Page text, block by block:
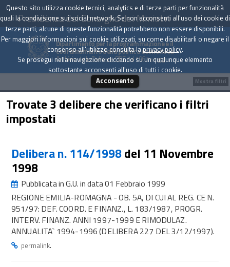
Presidenza del Consiglio dei Ministri
Dipartimento per la programmazione e il
coordinamento della politica economica
Archivio delle Delibere CIPE dal 1967 a oggi
Trovate 3 delibere che verificano i filtri
impostati
Delibera n. 114/1998del 11 Novembre
1998
Pubblicata in G.U. in data 01 Febbraio 1999
REGIONE EMILIA-ROMAGNA - OB. 5A, DI CUI AL REG. CE N.
951/97: DEF. COORD. E FINANZ., L. 183/1987, PROGR.
INTERV. FINANZ. ANNI 1997-1999 E RIMODULAZ.
ANNUALITA` 1994-1996 (DELIBERA 227 DEL 3/12/1997).
permalink.
Mostra filtri
Questo sito utilizza cookie tecnici, analytics e di terze parti per funzionalità
quali la condivisione sui social network. Se non acconsenti all'uso dei cookie di
terze parti, alcune di queste funzionalità potrebbero non essere disponibili.
Per maggiori informazioni sui cookie utilizzati, su come disabilitarli o negare il
consenso all'utilizzo consulta laprivacy policy.
Se prosegui nella navigazione cliccando su un qualunque elemento
sottostante acconsenti all'uso di tutti i cookie.
Acconsento